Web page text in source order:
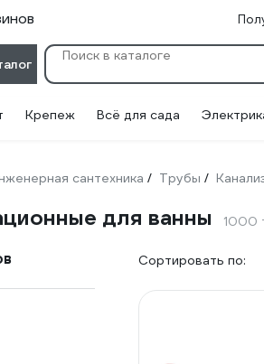
Крепеж Всё для сада
сантехника / Трубы /
для ванны 1000
Сортировать по: